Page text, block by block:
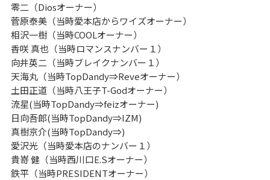
零二（Diosオーナー）
菅原泰美（当時愛本店からワイズオーナー）
相沢一樹（当時COOLオーナー）
香咲 真也（当時ロマンスナンバー１）
向井英二（当時ブレイクナンバー１）
天海丸（当時TopDandy⇒Reveオーナー）
土田正道（当時八王子T-Godオーナー）
流星(当時TopDandy⇒feizオーナー)
日向吾郎(当時TopDandy⇒IZM)
真樹京介(当時TopDandy⇒)
愛沢光（当時愛本店のナンバー１）
貴嵜 健（当時西川口E.Sオーナー）
鉄平（当時PRESIDENTオーナー）